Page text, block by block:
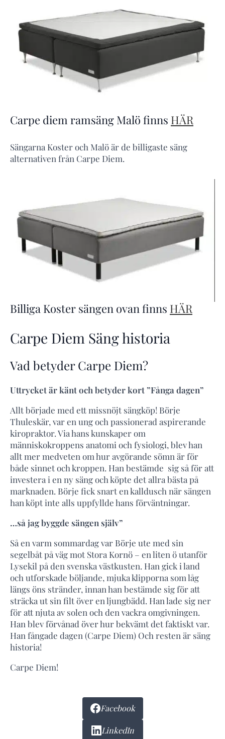
Carpe diem ramsäng Malö finns HÄR
Sängarna Koster och Malö är de billigaste säng
alternativen från Carpe Diem.
Billiga Koster sängen ovan finns HÄR
Carpe Diem Säng historia
Vad betyder Carpe Diem?
Uttrycket är känt och betyder kort ”Fånga dagen”
Allt började med ett missnöjt sängköp! Börje
Thuleskär, var en ung och passionerad aspirerande
kiropraktor. Via hans kunskaper om
människokroppens anatomi och fysiologi, blev han
allt mer medveten om hur avgörande sömn är för
både sinnet och kroppen. Han bestämde sig så för att
investera i en ny säng och köpte det allra bästa på
marknaden. Börje fick snart en kalldusch när sängen
han köpt inte alls uppfyllde hans förväntningar.
…så jag byggde sängen själv”
Så en varm sommardag var Börje ute med sin
segelbåt på väg mot Stora Kornö – en liten ö utanför
Lysekil på den svenska västkusten. Han gick i land
och utforskade böljande, mjuka klipporna som låg
längs öns stränder, innan han bestämde sig för att
sträcka ut sin filt över en ljungbädd. Han lade sig ner
för att njuta av solen och den vackra omgivningen.
Han blev förvånad över hur bekvämt det faktiskt var.
Han fångade dagen (Carpe Diem) Och resten är säng
historia!
Carpe Diem!
Facebook
LinkedIn